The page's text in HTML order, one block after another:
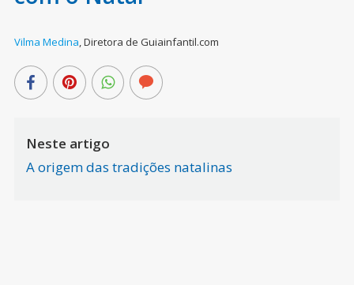
Vilma Medina,Diretora de Guiainfantil.com
Neste artigo
A origem das tradições natalinas